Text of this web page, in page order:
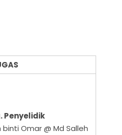
Penyelidik
Omar @ Md Salleh